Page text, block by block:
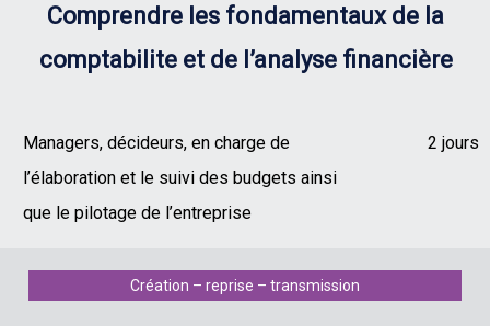
Comprendre les fondamentaux de la
comptabilite et de l’analyse financière
Managers, décideurs, en charge de
l’élaboration et le suivi des budgets ainsi
que le pilotage de l’entreprise
2 jours
Création – reprise – transmission